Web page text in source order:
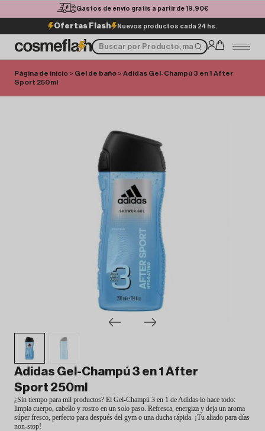
Gastos de envío gratis a partir de 19.90€
Ofertas Flash Nuevos productos cada 24 hs.
Página de inicio > Gel de baño > Adidas Gel-Champú 3 en 1 After
Sport 250ml
Adidas Gel-Champú 3 en 1 After
Sport 250ml
¿Sin tiempo para mil productos? El Gel-Champú 3 en 1 de Adidas lo hace todo:
limpia cuerpo, cabello y rostro en un solo paso. Refresca, energiza y deja un aroma
súper fresco, perfecto para después del gym o una ducha rápida. ¡Tu aliado para días
non-stop!